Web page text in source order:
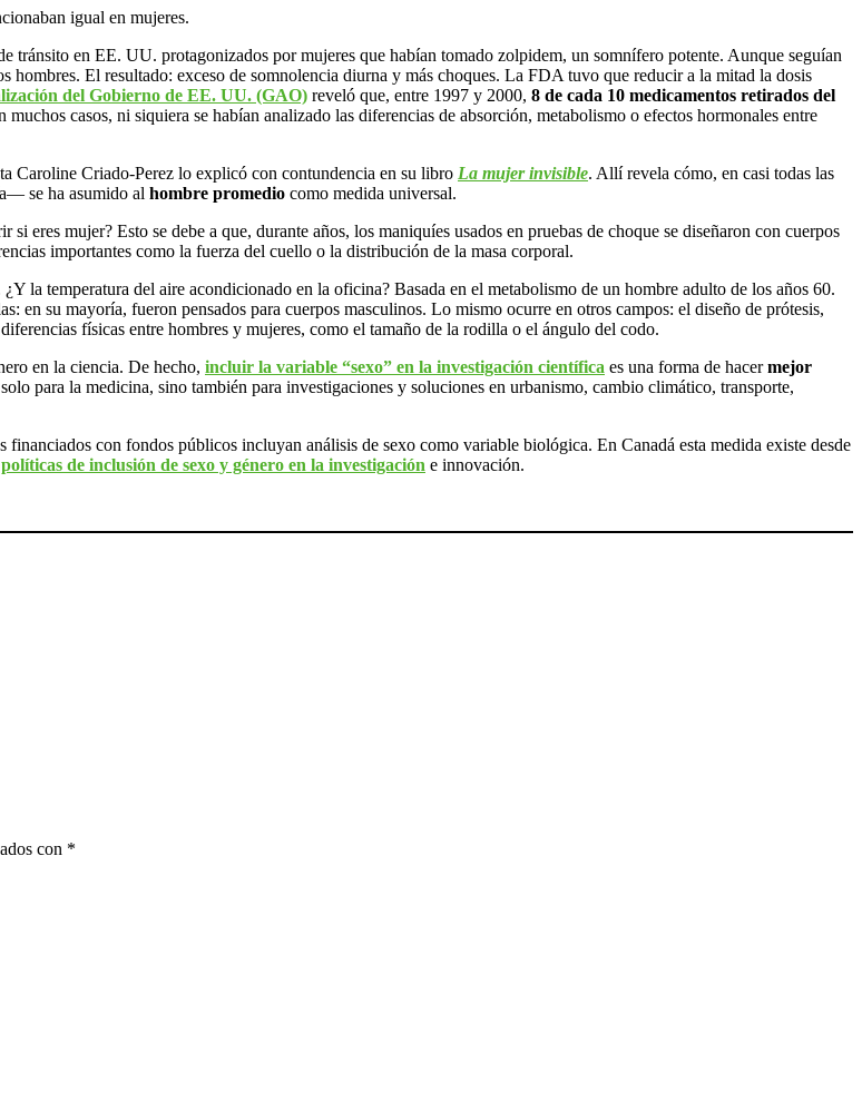
igual en mujeres.
tránsito en EE. UU. protagonizados por mujeres que habían tomado zolpidem, un somnífero potente. Aunque seguían
hombres. El resultado: exceso de somnolencia diurna y más choques. La FDA tuvo que reducir a la mitad la dosis
del Gobierno de EE. UU. (GAO) reveló que, entre 1997 y 2000, 8 de cada 10 medicamentos retirados del
casos, ni siquiera se habían analizado las diferencias de absorción, metabolismo o efectos hormonales entre
Caroline Criado-Perez lo explicó con contundencia en su libro La mujer invisible. Allí revela cómo, en casi todas las
se ha asumido al hombre promedio como medida universal.
eres mujer? Esto se debe a que, durante años, los maniquíes usados en pruebas de choque se diseñaron con cuerpos
importantes como la fuerza del cuello o la distribución de la masa corporal.
la temperatura del aire acondicionado en la oficina? Basada en el metabolismo de un hombre adulto de los años 60.
en su mayoría, fueron pensados para cuerpos masculinos. Lo mismo ocurre en otros campos: el diseño de prótesis,
físicas entre hombres y mujeres, como el tamaño de la rodilla o el ángulo del codo.
en la ciencia. De hecho, incluir la variable “sexo” en la investigación científica es una forma de hacermejor
para la medicina, sino también para investigaciones y soluciones en urbanismo, cambio climático, transporte,
con fondos públicos incluyan análisis de sexo como variable biológica. En Canadá esta medida existe desde
políticas de inclusión de sexo y género en la investigación e innovación.
con *